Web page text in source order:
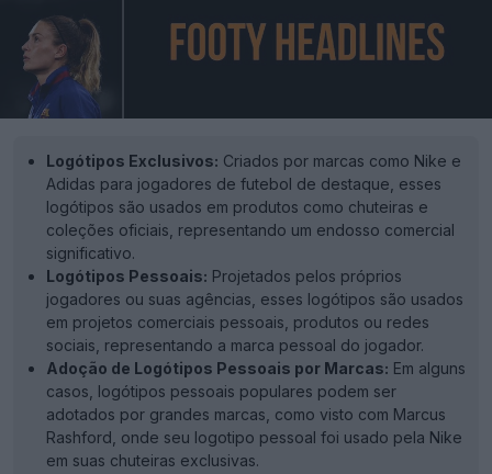
Logótipos Exclusivos: Criados por marcas como Nike e
Adidas para jogadores de futebol de destaque, esses
logótipos são usados em produtos como chuteiras e
coleções oficiais, representando um endosso comercial
significativo.
Logótipos Pessoais: Projetados pelos próprios
jogadores ou suas agências, esses logótipos são usados
em projetos comerciais pessoais, produtos ou redes
sociais, representando a marca pessoal do jogador.
Adoção de Logótipos Pessoais por Marcas: Em alguns
casos, logótipos pessoais populares podem ser
adotados por grandes marcas, como visto com Marcus
Rashford, onde seu logotipo pessoal foi usado pela Nike
em suas chuteiras exclusivas.